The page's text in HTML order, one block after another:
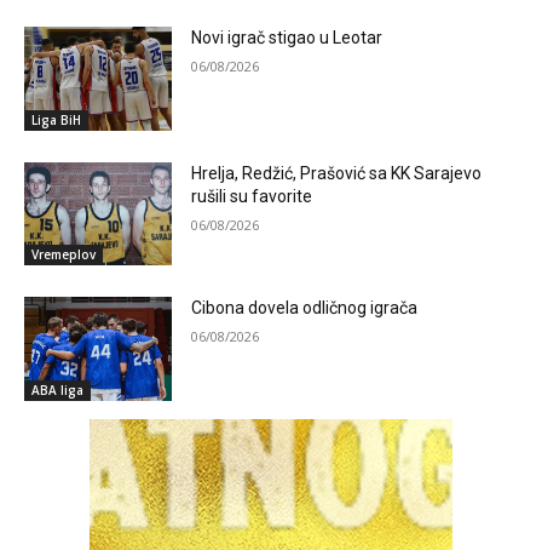
Liga BiH
Novi igrač stigao u Leotar
06/08/2026
Vremeplov
Hrelja, Redžić, Prašović sa KK Sarajevo
rušili su favorite
06/08/2026
ABA liga
Cibona dovela odličnog igrača
06/08/2026